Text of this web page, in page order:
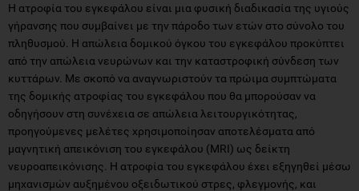
H ατροφία του εγκεφάλου είναι μια φυσική διαδικασία της υγιούς
γήρανσης που συμβαίνει με την πάροδο των ετών στο σύνολο του
πληθυσμού. Η απώλεια δομικού όγκου του εγκεφάλου προκύπτει
από την απώλεια νευρώνων και την καταστροφική σύνδεση των
κυττάρων. Με σκοπό να αναγνωριστούν τα πρώιμα συμπτώματα
της δομικής ατροφίας του εγκεφάλου που θα μπορούσαν να
οδηγήσουν στη συνέχεια σε απώλεια λειτουργικότητας,
προηγούμενες μελέτες χρησιμοποίησαν αποτελέσματα από
μαγνητική απεικόνιση του εγκεφάλου (MRI) ως δείκτη
νευροαπεικόνισης. Η ατροφία του εγκεφάλου έχει εξηγηθεί μέσω
μηχανισμών αυξημένου οξειδωτικού στρες, φλεγμονής, και